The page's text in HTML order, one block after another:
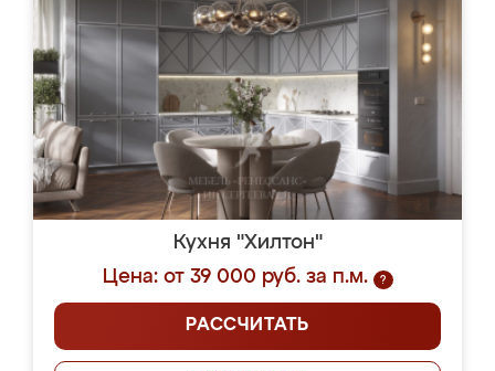
Кухня "Хилтон"
Цена: от 39 000 руб. за п.м.
?
РАССЧИТАТЬ